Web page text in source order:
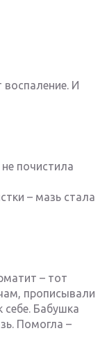
И
почистила
– мазь стала
– тот
прописывали
себе. Бабушка
Помогла –